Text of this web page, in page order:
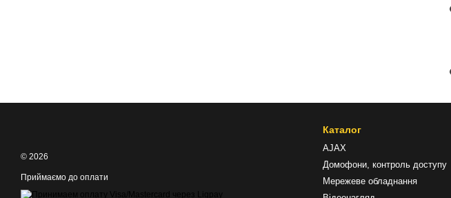
© 2026
Приймаємо до оплати
Каталог
AJAX
Домофони, контроль доступу
Мережеве обладнання